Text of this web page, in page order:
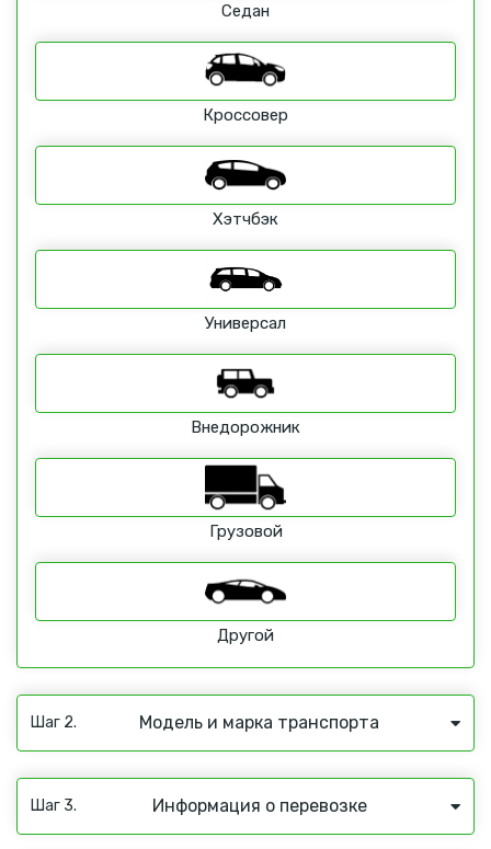
Седан
Кроссовер
Хэтчбэк
Универсал
Внедорожник
Грузовой
Другой
Шаг 2. Модель и марка транспорта
Шаг 3. Информация о перевозке